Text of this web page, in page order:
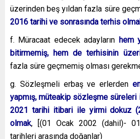
üzerinden beş yıldan fazla süre
2016 tarihi ve sonrasında terhis
f. Müracaat edecek adayların hem
bitirmemiş, hem de terhisinin
fazla süre geçmemiş olması
g. Sözleşmeli erbaş ve erlerden
yapmış, müteakip sözleşme
2021 tarihi itibari ile yirmi dokuz
olmak, [(01 Ocak 2002 (dahil)-
tarihleri arasında doğanlar)